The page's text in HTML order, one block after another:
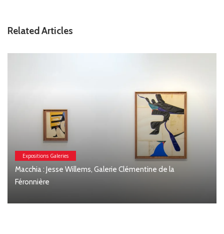
Related Articles
Expositions Galeries
Macchia : Jesse Willems, Galerie Clémentine de la
Féronnière